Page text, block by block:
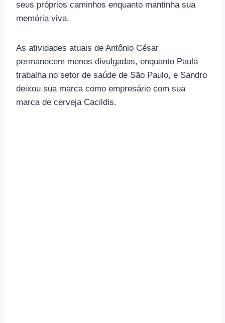
seus próprios caminhos enquanto mantinha sua
memória viva.
As atividades atuais de Antônio César
permanecem menos divulgadas, enquanto Paula
trabalha no setor de saúde de São Paulo, e Sandro
deixou sua marca como empresário com sua
marca de cerveja Cacildis.